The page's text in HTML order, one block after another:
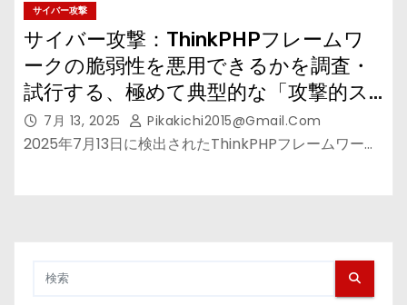
サイバー攻撃
サイバー攻撃：ThinkPHPフレームワ
ークの脆弱性を悪用できるかを調査・
試行する、極めて典型的な「攻撃的ス
キャン」であると判断される!!
7月 13, 2025 Pikakichi2015@gmail.com
2025年7月13日に検出されたThinkPHPフレームワー…